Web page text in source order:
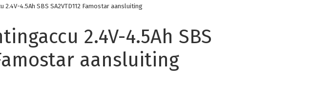
2.4V-4.5Ah SBS SA2VTD112 Famostar aansluiting
2.4V-4.5Ah SBS
aansluiting